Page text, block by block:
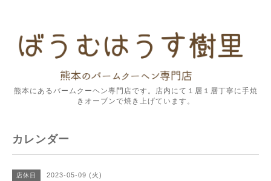
熊本にあるバームクーヘン専門店です。店内にて１層１層丁寧に手焼
きオーブンで焼き上げています。
カレンダー
店休日 2023-05-09 (火)